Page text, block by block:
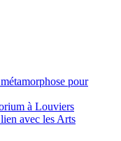
pour
à Louviers
avec les Arts